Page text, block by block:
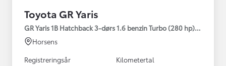
Toyota GR Yaris
GR Yaris 1B Hatchback 3-dørs 1.6 benzin Turbo (280 hp) Aut.
Horsens
Registreringsår
Kilometertal